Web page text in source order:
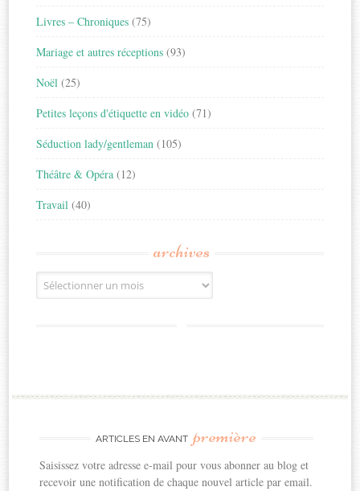
Livres – Chroniques (75)
Mariage et autres réceptions (93)
Noël (25)
Petites leçons d'étiquette en vidéo (71)
Séduction lady/gentleman (105)
Théâtre & Opéra (12)
Travail (40)
archives
Archives
ARTICLES EN AVANT première
Saisissez votre adresse e-mail pour vous abonner au blog et
recevoir une notification de chaque nouvel article par email.